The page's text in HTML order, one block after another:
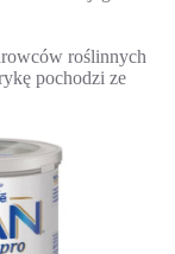
roślinnych
pochodzi ze